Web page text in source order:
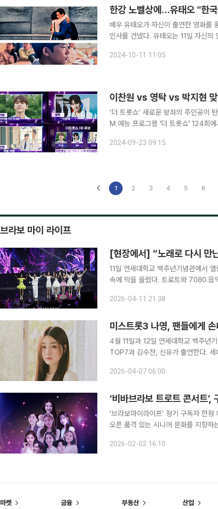
한강 노벨상에…유태오 "한
배우 유태오가 자신이 출연한 영화를
인사를 건넸다. 유태오는 11일 자신의 인스타그램에 "한국에 남아 있지 그랬어"라는 말과 함께
람들은 노벨문학상 못 타'라는 자막이
2024-10-11 11:05
이찬원 vs 영탁 vs 박지현
‘더 트롯쇼’ 새로운 왕좌의 주인공이 탄생한다. 23일 저녁 8시 생방송으로 펼쳐
M 예능 프로그램 '더 트롯쇼' 124회
행’과 발매 후 뜨거운 반응을 한몸에
2024-09-23 09:15
1 2 3 4 5 6
브라보 마이 라이프
[현장에서] “노래로 다시 만
11일 연세대학교 백주년기념관에서
속에 막을 올렸다. 트로트와 7080 음
날 오후 1시 공연은 미스트롯3 TO
2026-04-11 21:38
미스트롯3 나영, 팬들에게
4월 11일과 12일 연세대학교 백주년
TOP7과 김수찬, 신유가 출연한다.
들어봤다. 나영은 어릴 때부터 가
2026-04-07 06:00
‘비바브라보 트로트 콘서트’,
‘브라보마이라이프’ 정기 구독자 한
오픈 품격 있는 시니어 문화를 지향하는 ‘비바브라보 콘서트’가 두 번째 무대를 앞두고 매거진 구독
브라보 2nd 콘서트’ 티켓 선예매를
2026-02-02 16:10
마켓 금융 부동산 산업